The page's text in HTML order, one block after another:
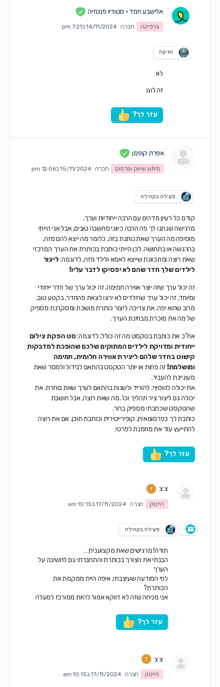
אלישבע חמד • סטודיו פנטזיה
גרפיקה חברה 14/11/2024 ב7:21 pm
ותיקה
לא
זה לוגו
עזר לך?
אפרת קופמן
מיתוג שיווק ופרסום חברה 15/11/2024 ב12:06 pm
פעילה בקהילה
קודם כל רעיון מדהים עם הרבה ייחודיות וערך.
מרגישה שנתנו לך פה הרבה כיווני מחשבה טובים, אבל אני הייתי
מוסיפה מה הערך שאת נותנת בזה, כלומר מה ייצא להם מזה,
בהרגשה או בתחושה. לכן הייתי כותבת בכותרת את הערך המרכזי
שאת רוצה ומתכוונת שייצא לאמא ולילד מזה, לדוגמה:ליצור
לילדים שלך חדר שהם לא יפסיקו לדבר עליו!
זה יכול ערך שזה יוצר אווירה חמימה, זה יכול ערך של חדר ייחודי
ומיוחד, זה יכול ערך שהילדים לא ירצו לצאת מהחדר, בקטע טוב,
מרוב שהוא יפה. את צריכה ליצור כותרת מושכת ומסקרנת מספיק
של מה את מוכרת מבחינת הערך.
אח"כ את כותבת בטקסט מה זה כולל, לדוגמה:סט הפקת צילום
ייחודית ומדויקת לילדים המתוקים שלכם שהופכת למדבקות
קישוט בחדר שלהם ליצירת אווירה חלומית, חמימה
ומושלמת! זה פחות או יותר הטקסט בהתאם לבידול ולמסר שאת
מעוניינת להעביר.
את יכולה להוסיף, להוריד ולשנות בהתאם לערך שאת בוחרת. את
יכולה גם ליצור ציר תהליך וכו'. מה שאת רוצה, אבל חושבת
שהטקסט שכתבתי מספיק ברור.
כותבת לך כפרסומאית, קופירייטירית וכותבת תוכן. אם את רוצה
להתייעץ עוד את מוזמנת לפרטי.
עזר לך?
צ צ
הייטק חברה 17/11/2024 ב10:15 am
פעילה בקהילה
תודה! מרגישים שאת מקצוענית…
הבנתי את הצורך בכותרת והתחברתי גם לחשיבה על
הערך
לפי המודעה שעיצבתי, איפה היית ממקמת את
הכותרת?
אני מניחה שזה לא דווקא אמור להיות ממורכז למעלה
עזר לך?
צ צ
הייטק חברה 17/11/2024 ב10:15 am